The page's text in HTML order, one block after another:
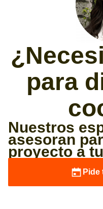
para
Nuestros
asesoran
proyecto a
Pide